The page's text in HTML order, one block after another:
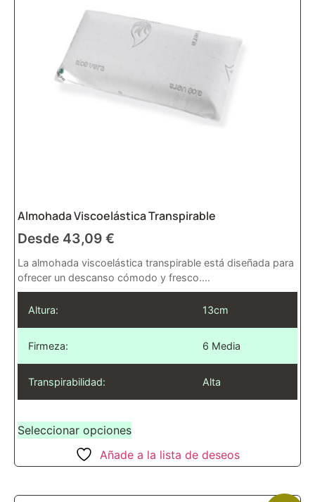
Almohada Viscoelástica Transpirable
Desde 43,09 €
La almohada viscoelástica transpirable está diseñada para
ofrecer un descanso cómodo y fresco....
Altura: 13cm
Firmeza: 6 Media
Transpirabilidad: Alta
Seleccionar opciones
Añade a la lista de deseos